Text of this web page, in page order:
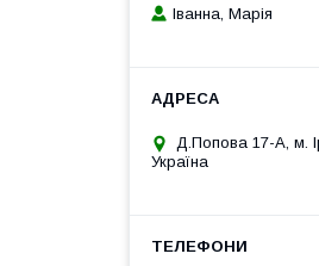
Іванна, Марія
Д.Попова 17-А, м.
Україна